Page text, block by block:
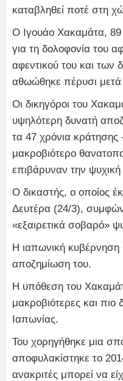
καταβληθεί ποτέ στη
Ο Ιγουάο Χακαμάτα, 89
για τη δολοφονία του
αφεντικού του και των
αθωώθηκε πέρυσι μετά
Οι δικηγόροι του
υψηλότερη δυνατή
τα 47 χρόνια
μακροβιότερο
επιβάρυναν την ψυχική
Ο δικαστής, ο οποίος
Δευτέρα (24/3),
«εξαιρετικά σοβαρό»
Η ιαπωνική κυβέρνηση
αποζημίωση του.
Η υπόθεση του
μακροβιότερες και πιο
Ιαπωνίας.
Του χορηγήθηκε μια
αποφυλακίστηκε το
ανακριτές μπορεί να